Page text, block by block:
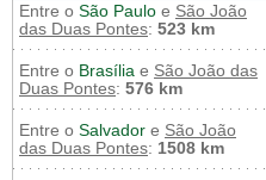
Entre o São Paulo e São João
das Duas Pontes: 523 km
Entre o Brasília e São João das
Duas Pontes: 576 km
Entre o Salvador e São João
das Duas Pontes: 1508 km